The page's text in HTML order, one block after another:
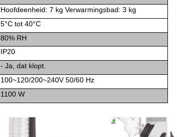
Hoofdeenheid: 7 kg Verwarmingsbad: 3 kg
5°C tot 40°C
80% RH
IP20
- Ja, dat klopt.
100~120/200~240V 50/60 Hz
1100 W